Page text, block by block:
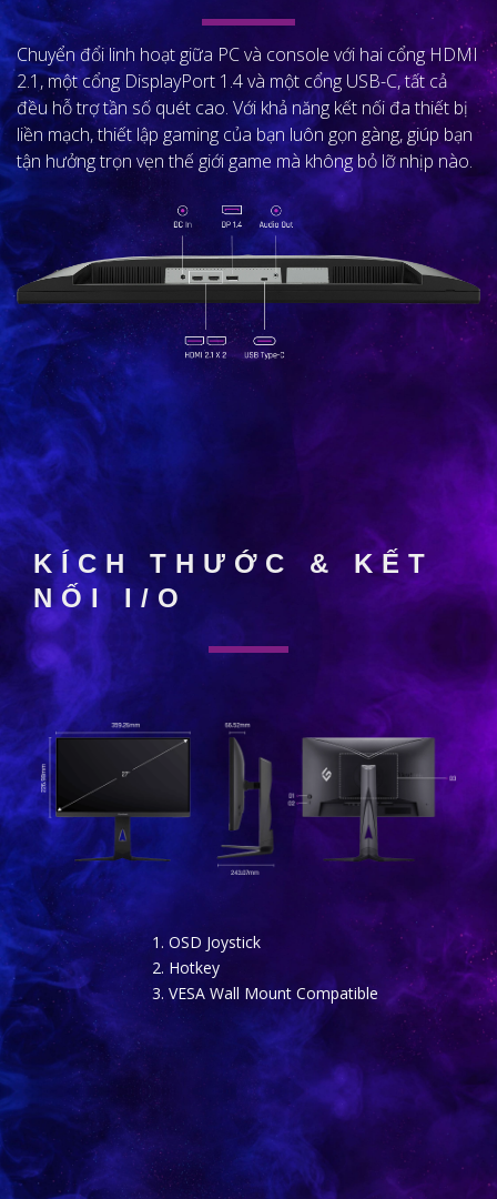
Chuyển đổi linh hoạt giữa PC và console với hai cổng HDMI
2.1, một cổng DisplayPort 1.4 và một cổng USB-C, tất cả
đều hỗ trợ tần số quét cao. Với khả năng kết nối đa thiết bị
liền mạch, thiết lập gaming của bạn luôn gọn gàng, giúp bạn
tận hưởng trọn vẹn thế giới game mà không bỏ lỡ nhịp nào.
KÍCH THƯỚC & KẾT
NỐI I/O
OSD Joystick
Hotkey
VESA Wall Mount Compatible